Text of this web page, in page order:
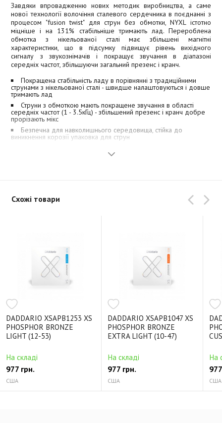
Завдяки впровадженню нових методик виробництва, а саме
нової технології волочіння сталевого сердечника в поєднанні з
процесом "fusion twist" для струн без обмотки, NYXL істотно
міцніше і на 131% стабільніше тримають лад. Перероблена
обмотка з нікельованої сталі має збільшені магнітні
характеристики, що в підсумку підвищує рівень вихідного
сигналу з звукознімачів і покращує звучання в діапазоні
середніх частот, збільшуючи загальний презенс і кранч.
Покращена стабільність ладу в порівнянні з традиційними
струнами з нікельованої сталі - швидше налаштовуються і довше
тримають лад
Струни з обмоткою мають покращене звучання в області
середніх частот (1 - 3.5кГц) - збільшений презенс і кранч добре
прорізають мікс
Безпечна для навколишнього середовища, стійка до
виникнення корозії упаковка для струн
Схожі товари
DADDARIO XSAPB1253 XS
PHOSPHOR BRONZE
LIGHT (12-53)
На складі
977 грн.
США
DADDARIO XSAPB1047 XS
PHOSPHOR BRONZE
EXTRA LIGHT (10-47)
На складі
977 грн.
США
На
США